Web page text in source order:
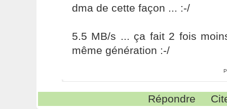
dma de cette façon ... :-/
5.5 MB/s ... ça fait 2 fois
même génération :-/
Répondre